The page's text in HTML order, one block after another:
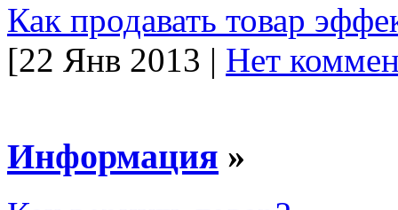
Как продавать товар
[22 Янв 2013 | Нет
Информация »